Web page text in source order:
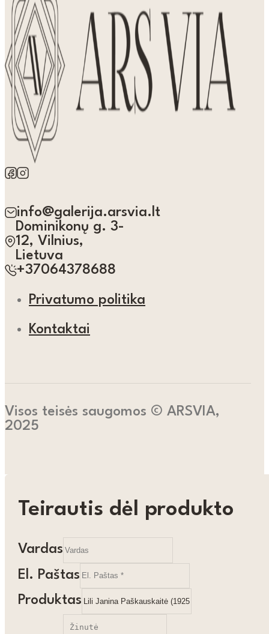
info@galerija.arsvia.lt
Dominikonų g. 3-
12, Vilnius,
Lietuva
+37064378688
Privatumo politika
Kontaktai
Visos teisės saugomos © ARSVIA,
2025
Teirautis dėl produkto
Vardas
El. Paštas
Produktas